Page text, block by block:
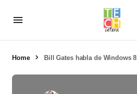
Home Bill Gates habla de Windows 8